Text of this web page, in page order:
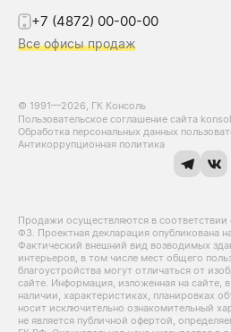
+7 (4872) 00-00-00
Все офисы продаж
© 1991—2026, ГК Консоль
Пользовательское соглашение сайта
Обработка персональных данных
Антикоррупционная политика
Продажи осуществляются в
Ф3. Проектная декларация опубликована
Фактический внешний вид возводимых
интерьеров, в том числе мест общего
благоустройства могут отличаться от
сайте. Информация, изложенная на сайте,
наличии, характеристиках, планировках
носит исключительно ознакомительный
не является публичной офертой,